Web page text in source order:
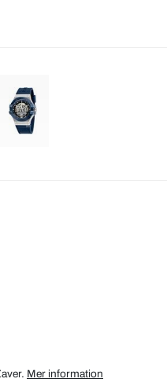
. Mer information